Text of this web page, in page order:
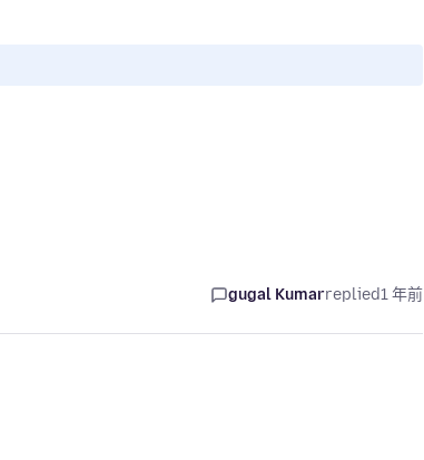
gugal Kumarreplied1 年前